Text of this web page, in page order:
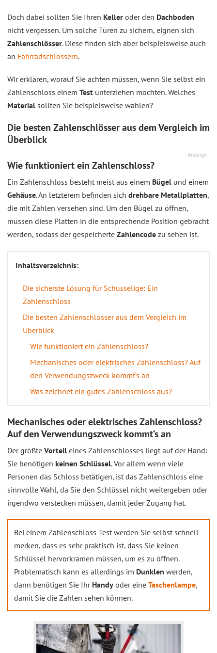
Doch dabei sollten Sie Ihren Keller oder den Dachboden
nicht vergessen. Um solche Türen zu sichern, eignen sich
Zahlenschlösser. Diese finden sich aber beispielsweise auch
an Fahrradschlössern.
Wir erklären, worauf Sie achten müssen, wenn Sie selbst ein
Zahlenschloss einem Test unterziehen möchten. Welches
Material sollten Sie beispielsweise wählen?
Die besten Zahlenschlösser aus dem Vergleich im
Überblick
- Anzeige -
Wie funktioniert ein Zahlenschloss?
Ein Zahlenschloss besteht meist aus einem Bügel und einem
Gehäuse. An letzterem befinden sich drehbare Metallplatten,
die mit Zahlen versehen sind. Um den Bügel zu öffnen,
müssen diese Platten in die entsprechende Position gebracht
werden, sodass der gespeicherte Zahlencode zu sehen ist.
Inhaltsverzeichnis:
Die sicherste Lösung für Schusselige: Ein
Zahlenschloss
Die besten Zahlenschlösser aus dem Vergleich im
Überblick
Wie funktioniert ein Zahlenschloss?
Mechanisches oder elektrisches Zahlenschloss? Auf
den Verwendungszweck kommt‘s an
Was zeichnet ein gutes Zahlenschloss aus?
Mechanisches oder elektrisches Zahlenschloss?
Auf den Verwendungszweck kommt‘s an
Der größte Vorteil eines Zahlenschlosses liegt auf der Hand:
Sie benötigen keinen Schlüssel. Vor allem wenn viele
Personen das Schloss betätigen, ist das Zahlenschloss eine
sinnvolle Wahl, da Sie den Schlüssel nicht weitergeben oder
irgendwo verstecken müssen, damit jeder Zugang hat.
Bei einem Zahlenschloss-Test werden Sie selbst schnell
merken, dass es sehr praktisch ist, dass Sie keinen
Schlüssel hervorkramen müssen, um es zu öffnen.
Problematisch kann es allerdings im Dunklen werden,
dann benötigen Sie Ihr Handy oder eine Taschenlampe,
damit Sie die Zahlen sehen können.